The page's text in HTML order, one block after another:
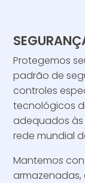
Protegemos
padrão de
controles
tecnológicos
adequados
rede mundial
Mantemos
armazenadas,